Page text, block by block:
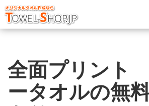
全面プリント
ータオルの無